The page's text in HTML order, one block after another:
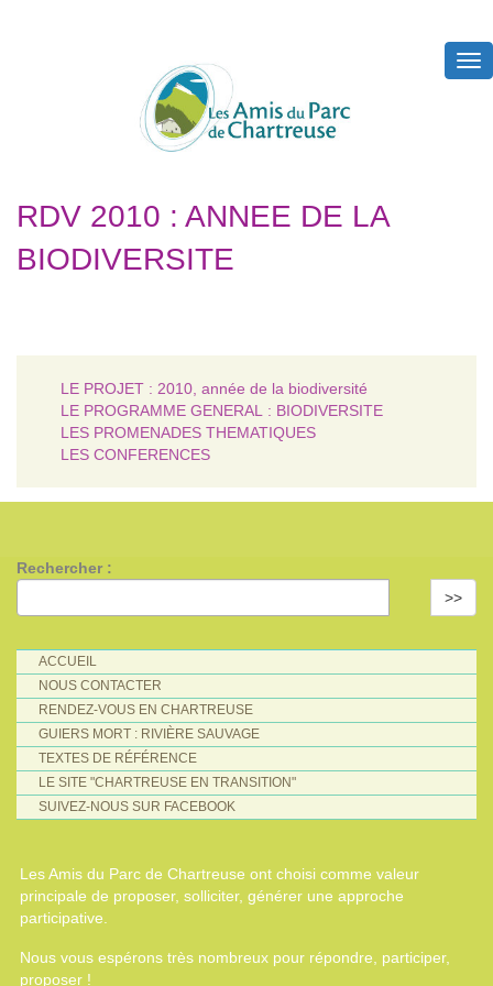
RDV 2010 : ANNEE DE LA
BIODIVERSITE
LE PROJET : 2010, année de la biodiversité
LE PROGRAMME GENERAL : BIODIVERSITE
LES PROMENADES THEMATIQUES
LES CONFERENCES
Rechercher :
>>
ACCUEIL
NOUS CONTACTER
RENDEZ-VOUS EN CHARTREUSE
GUIERS MORT : RIVIÈRE SAUVAGE
TEXTES DE RÉFÉRENCE
LE SITE "CHARTREUSE EN TRANSITION"
SUIVEZ-NOUS SUR FACEBOOK
Les Amis du Parc de Chartreuse ont choisi comme valeur
principale de proposer, solliciter, générer une approche
participative.
Nous vous espérons très nombreux pour répondre, participer,
proposer !